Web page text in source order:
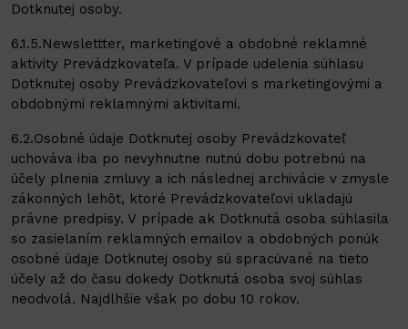
Dotknutej osoby.
6.1.5.Newslettter, marketingové a obdobné reklamné
aktivity Prevádzkovateľa. V prípade udelenia súhlasu
Dotknutej osoby Prevádzkovateľovi s marketingovými a
obdobnými reklamnými aktivitami.
6.2.Osobné údaje Dotknutej osoby Prevádzkovateľ
uchováva iba po nevyhnutne nutnú dobu potrebnú na
účely plnenia zmluvy a ich následnej archivácie v zmysle
zákonných lehôt, ktoré Prevádzkovateľovi ukladajú
právne predpisy. V prípade ak Dotknutá osoba súhlasila
so zasielaním reklamných emailov a obdobných ponúk
osobné údaje Dotknutej osoby sú spracúvané na tieto
účely až do času dokedy Dotknutá osoba svoj súhlas
neodvolá. Najdlhšie však po dobu 10 rokov.